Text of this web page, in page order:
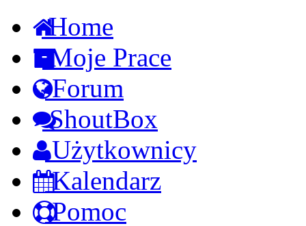
Home
Moje Prace
Forum
ShoutBox
Użytkownicy
Kalendarz
Pomoc